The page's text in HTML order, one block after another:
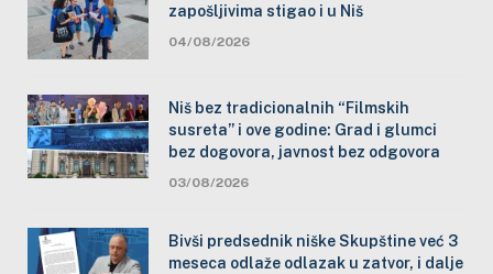
zapošljivima stigao i u Niš
04/08/2026
Niš bez tradicionalnih “Filmskih
susreta” i ove godine: Grad i glumci
bez dogovora, javnost bez odgovora
03/08/2026
Bivši predsednik niške Skupštine već 3
meseca odlaže odlazak u zatvor, i dalje